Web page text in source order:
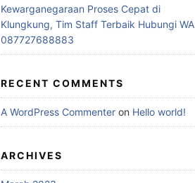
Kewarganegaraan Proses Cepat di
Klungkung, Tim Staff Terbaik Hubungi WA
087727688883
RECENT COMMENTS
A WordPress Commenter on Hello world!
ARCHIVES